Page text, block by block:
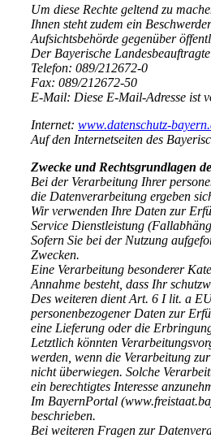
Um diese Rechte geltend zu
Ihnen steht zudem ein
Aufsichtsbehörde gegenüber
Der Bayerische
Telefon: 089/212672-0
Fax: 089/212672-50
E-Mail: Diese E-Mail-Adresse ist
Internet: www.datenschutz-
Auf den Internetseiten des
Zwecke und Rechtsgrundlagen
Bei der Verarbeitung Ihrer
die Datenverarbeitung ergeben
Wir verwenden Ihre Daten zur
Service Dienstleistung
Sofern Sie bei der Nutzung
Zwecken.
Eine Verarbeitung besonderer
Annahme besteht, dass Ihr
Des weiteren dient Art. 6 I lit. a
personenbezogener Daten zur
eine Lieferung oder die
Letztlich könnten
werden, wenn die Verarbeitung
nicht überwiegen. Solche
ein berechtigtes Interesse
Im BayernPortal
beschrieben.
Bei weiteren Fragen zur